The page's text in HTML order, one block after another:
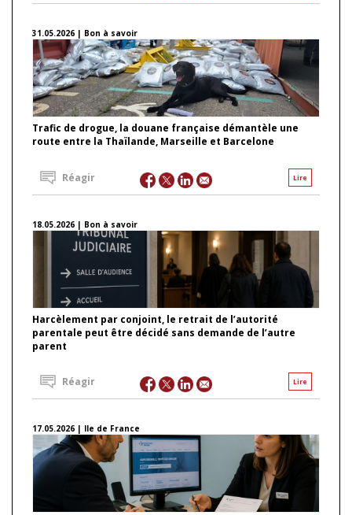
31.05.2026 | Bon à savoir
Trafic de drogue, la douane française démantèle une
route entre la Thaïlande, Marseille et Barcelone
Lire
Réagir
18.05.2026 | Bon à savoir
Harcèlement par conjoint, le retrait de l’autorité
parentale peut être décidé sans demande de l’autre
parent
Lire
Réagir
17.05.2026 | Ile de France